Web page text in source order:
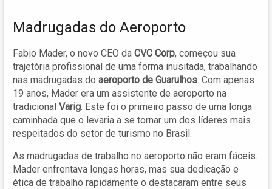
Madrugadas do Aeroporto
Fabio Mader, o novo CEO da CVC Corp, começou sua
trajetória profissional de uma forma inusitada, trabalhando
nas madrugadas do aeroporto de Guarulhos. Com apenas
19 anos, Mader era um assistente de aeroporto na
tradicional Varig. Este foi o primeiro passo de uma longa
caminhada que o levaria a se tornar um dos líderes mais
respeitados do setor de turismo no Brasil.
As madrugadas de trabalho no aeroporto não eram fáceis.
Mader enfrentava longas horas, mas sua dedicação e
ética de trabalho rapidamente o destacaram entre seus